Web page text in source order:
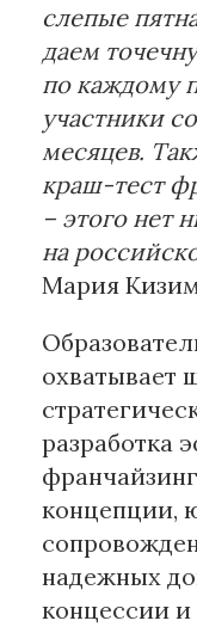
слепые
даем
по каждому
участники
месяцев.
краш-тест
– этого нет
на
Мария
охватывает
разработка
концепции,
надежных
концессии и